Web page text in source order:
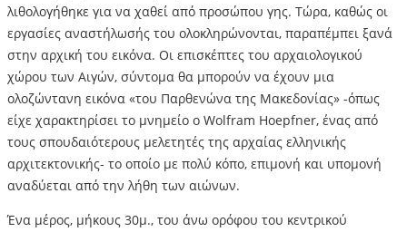
λιθολογήθηκε για να χαθεί από προσώπου γης. Τώρα, καθώς οι
εργασίες αναστήλωσής του ολοκληρώνονται, παραπέμπει ξανά
στην αρχική του εικόνα. Οι επισκέπτες του αρχαιολογικού
χώρου των Αιγών, σύντομα θα μπορούν να έχουν μια
ολοζώντανη εικόνα «του Παρθενώνα της Μακεδονίας» -όπως
είχε χαρακτηρίσει το μνημείο ο Wolfram Hoepfner, ένας από
τους σπουδαιότερους μελετητές της αρχαίας ελληνικής
αρχιτεκτονικής- το οποίο με πολύ κόπο, επιμονή και υπομονή
αναδύεται από την λήθη των αιώνων.
Ένα μέρος, μήκους 30μ., του άνω ορόφου του κεντρικού